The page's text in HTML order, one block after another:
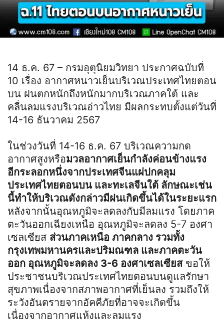
14 ธ.ค. 67 – กรมอุตุนิยมวิทยา ประกาศฉบับที่
10 เรื่อง อากาศหนาวเย็นบริเวณประเทศไทยตอน
บน ฝนตกหนักถึงหนักมากบริเวณภาคใต้ และ
คลื่นลมแรงบริเวณอ่าวไทย มีผลกระทบตั้งแต่วันที่
14-16 ธันวาคม 2567
ในช่วงวันที่ 14-16 ธ.ค. 67 บริเวณความกด
อากาศสูงหรือมวลอากาศเย็นกำลังค่อนข้างแรง
อีกระลอกหนึ่งจากประเทศจีนแผ่ปกคลุม
ประเทศไทยตอนบน และทะเลจีนใต้ ลักษณะเช่น
นี้ทำให้บริเวณดังกล่าวมีฝนเกิดขึ้นได้ในระยะแรก
หลังจากนั้นอุณหภูมิจะลดลงกับมีลมแรง โดยภาค
ตะวันออกเฉียงเหนือ อุณหภูมิจะลดลง 5-7 องศา
เซลเซียส ส่วนภาคเหนือ ภาคกลาง รวมทั้ง
กรุงเทพมหานครและปริมณฑล และภาคตะวัน
ออก อุณหภูมิจะลดลง 3-6 องศาเซลเซียสขอให้
ประชาชนบริเวณประเทศไทยตอนบนดูแลรักษา
สุขภาพเนื่องจากสภาพอากาศที่เย็นลง รวมถึงให้
ระวังอันตรายจากอัคคีภัยที่อาจจะเกิดขึ้น
เนื่องจากอากาศแห้งและลมแรง